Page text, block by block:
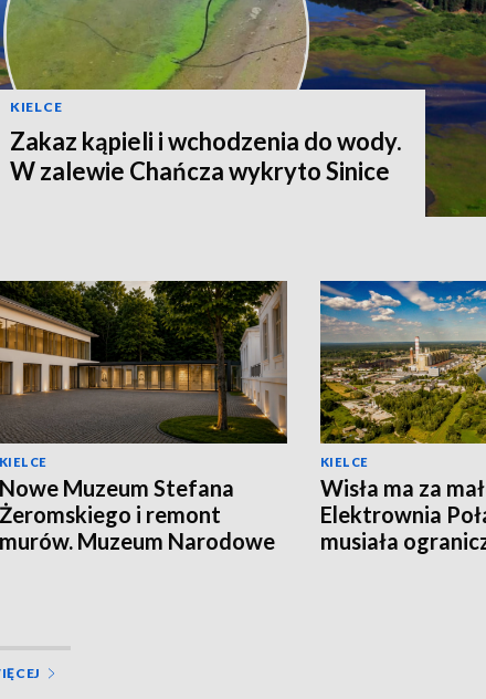
KIELCE
Zakaz kąpieli i wchodzenia do wody.
W zalewie Chańcza wykryto Sinice
KIELCE
Nowe Muzeum Stefana
Żeromskiego i remont
murów. Muzeum Narodowe
KIELCE
Wisła ma za
Elektrownia
musiała